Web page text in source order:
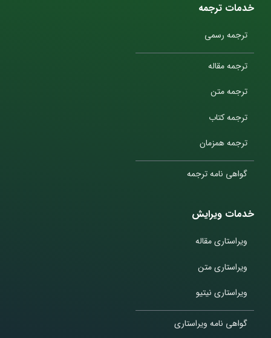
خدمات ترجمه
ترجمه رسمی
ترجمه مقاله
ترجمه متن
ترجمه کتاب
ترجمه همزمان
گواهی نامه ترجمه
خدمات ویرایش
ویراستاری مقاله
ویراستاری متن
ویراستاری نیتیو
گواهی نامه ویراستاری